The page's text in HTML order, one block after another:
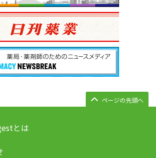
ページの先頭へ
とは